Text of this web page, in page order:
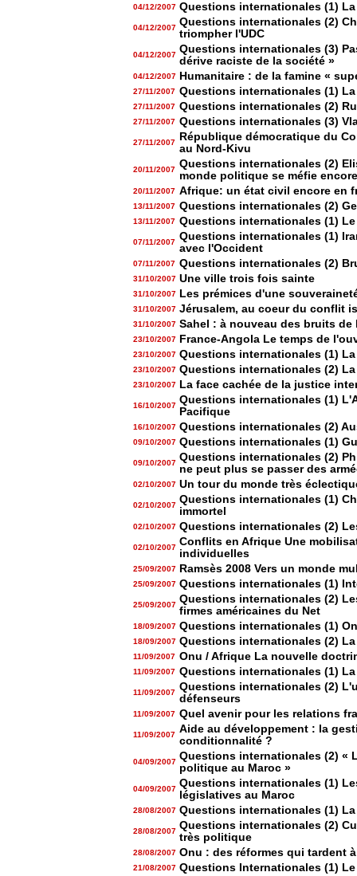
04/12/2007 Questions internationales (1)
04/12/2007 Questions internationales (2)
triompher l'UDC
04/12/2007 Questions internationales (3)
dérive raciste de la société »
04/12/2007 Humanitaire : de la famine «
27/11/2007 Questions internationales (1)
27/11/2007 Questions internationales (2)
27/11/2007 Questions internationales (3)
27/11/2007
République démocratique du
au Nord-Kivu
20/11/2007 Questions internationales (2)
monde politique se méfie
20/11/2007 Afrique: un état civil encore en
13/11/2007 Questions internationales (2)
13/11/2007 Questions internationales (1)
07/11/2007 Questions internationales (1)
avec l'Occident
07/11/2007 Questions internationales (2)
31/10/2007 Une ville trois fois sainte
31/10/2007 Les prémices d'une
31/10/2007 Jérusalem, au coeur du conflit
31/10/2007 Sahel : à nouveau des bruits de
23/10/2007 France-Angola Le temps de
23/10/2007 Questions internationales (1)
23/10/2007 Questions internationales (2)
23/10/2007 La face cachée de la justice
16/10/2007 Questions internationales (1)
Pacifique
16/10/2007 Questions internationales (2)
09/10/2007 Questions internationales (1)
09/10/2007 Questions internationales (2)
ne peut plus se passer des
02/10/2007 Un tour du monde très
02/10/2007 Questions internationales (1)
immortel
02/10/2007 Questions internationales (2)
02/10/2007 Conflits en Afrique Une
individuelles
25/09/2007 Ramsès 2008 Vers un monde
25/09/2007 Questions internationales (1)
25/09/2007 Questions internationales (2)
firmes américaines du Net
18/09/2007 Questions internationales (1)
18/09/2007 Questions internationales (2)
11/09/2007 Onu / Afrique La nouvelle
11/09/2007 Questions internationales (1)
11/09/2007 Questions internationales (2)
défenseurs
11/09/2007 Quel avenir pour les relations
11/09/2007 Aide au développement : la
conditionnalité ?
04/09/2007 Questions internationales (2) «
politique au Maroc »
04/09/2007 Questions internationales (1)
législatives au Maroc
28/08/2007 Questions internationales (1)
28/08/2007 Questions internationales (2)
très politique
28/08/2007 Onu : des réformes qui tardent
21/08/2007 Questions Internationales (1)